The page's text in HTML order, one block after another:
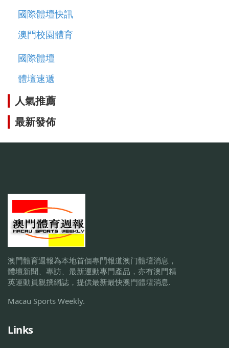
國際體壇快訊
澳門校園體育
國際體壇
體壇速遞
人氣推薦
最新發佈
澳門體育週報為本地首個專門報道澳门體壇消息，
體壇新聞、專訪、最新運動專門產品，亦有澳門精
英運動員親撰網誌，提供最新最快澳門體壇消息.
Macau Sports Weekly.
Links